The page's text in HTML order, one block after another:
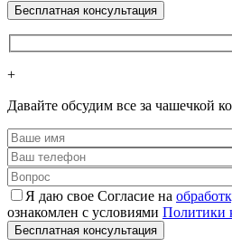
+
Давайте обсудим все за чашечкой
Я даю свое Согласие на
ознакомлен с условиями Политики